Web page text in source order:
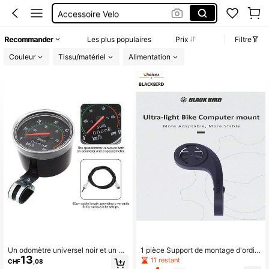
Accessoire Velo
Recommander Les plus populaires Prix
Filtre
Couleur
Tissu/matériel Alimentation
Un odomètre universel noir et un co
mpteur de vitesse de vélo, un comp
teur de vitesse mécanique classiqu
CHF13 ,08
1 pièce Support de montage d'ordin
ateur de vélo BLACKBIRD H1 pour
vélo de montagne et de route, supp
11 restant